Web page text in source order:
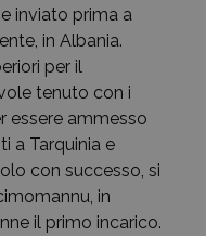
inviato prima a
in Albania.
per il
tenuto con i
essere ammesso
a Tarquinia e
con successo, si
in
il primo incarico.